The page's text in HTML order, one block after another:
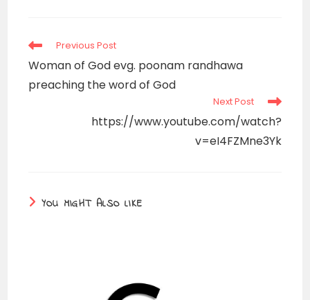
Read
articles
Previous Post
Woman of God evg. poonam randhawa
preaching the word of God
Next Post
https://www.youtube.com/watch?
v=eI4FZMne3Yk
YOU MIGHT ALSO LIKE